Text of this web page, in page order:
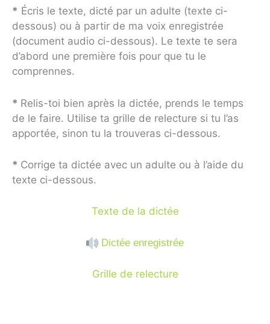
* Écris le texte, dicté par un adulte (texte ci-
dessous) ou à partir de ma voix enregistrée
(document audio ci-dessous). Le texte te sera
d’abord une première fois pour que tu le
comprennes.
* Relis-toi bien après la dictée, prends le temps
de le faire. Utilise ta grille de relecture si tu l’as
apportée, sinon tu la trouveras ci-dessous.
* Corrige ta dictée avec un adulte ou à l’aide du
texte ci-dessous.
Texte de la dictée
Dictée enregistrée
Grille de relecture